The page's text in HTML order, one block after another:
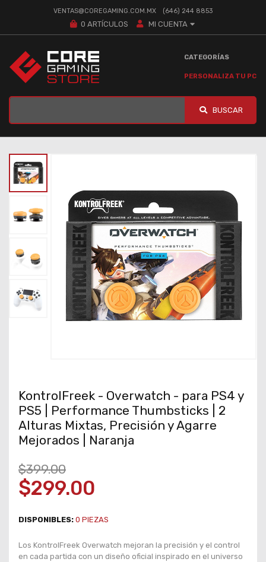
VENTAS@COREGAMING.COM.MX (646) 244 8853
0 ARTÍCULOS MI CUENTA
CATEGORÍAS
PERSONALIZA TU PC
BUSCAR
KontrolFreek - Overwatch - para PS4 y
PS5 | Performance Thumbsticks | 2
Alturas Mixtas, Precisión y Agarre
Mejorados | Naranja
$399.00
$299.00
DISPONIBLES: 0 PIEZAS
Los KontrolFreek Overwatch mejoran la precisión y el control
en cada partida con un diseño oficial inspirado en el universo